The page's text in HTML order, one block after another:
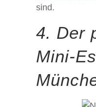
sind.
4. Der
Mini-